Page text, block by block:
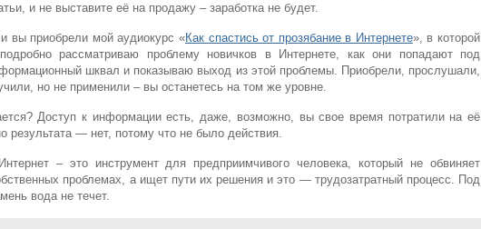
и не выставите её на продажу – заработка не будет.
вы приобрели мой аудиокурс «Как спастись от прозябание в Интернете», в которой
рассматриваю проблему новичков в Интернете, как они попадают под
шквал и показываю выход из этой проблемы. Приобрели, прослушали,
но не применили – вы останетесь на том же уровне.
Доступ к информации есть, даже, возможно, вы свое время потратили на её
результата — нет, потому что не было действия.
– это инструмент для предприимчивого человека, который не обвиняет
проблемах, а ищет пути их решения и это — трудозатратный процесс. Под
вода не течет.